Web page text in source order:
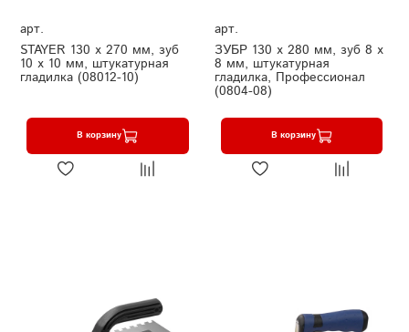
арт.
STAYER 130 х 270 мм, зуб
10 х 10 мм, штукатурная
гладилка (08012-10)
В корзину
арт.
ЗУБР 130 х 280 мм, зуб 8 х
8 мм, штукатурная
гладилка, Профессионал
(0804-08)
В корзину